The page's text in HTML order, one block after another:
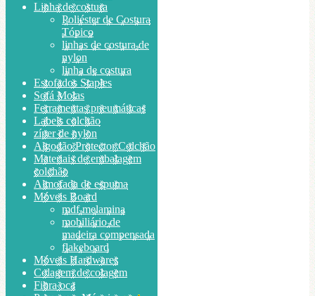
Linha de costura
Poliéster de Costura
Tópico
linhas de costura de
nylon
linha de costura
Estofados Staples
Sofá Molas
Ferramentas pneumáticas
Labels colchão
zíper de nylon
Algodão Protector Colchão
Materiais de embalagem
colchão
Almofada de espuma
Móveis Board
mdf melamina
mobiliário de
madeira compensada
flakeboard
Móveis Hardwares
Colagem de colagem
Fibra oca